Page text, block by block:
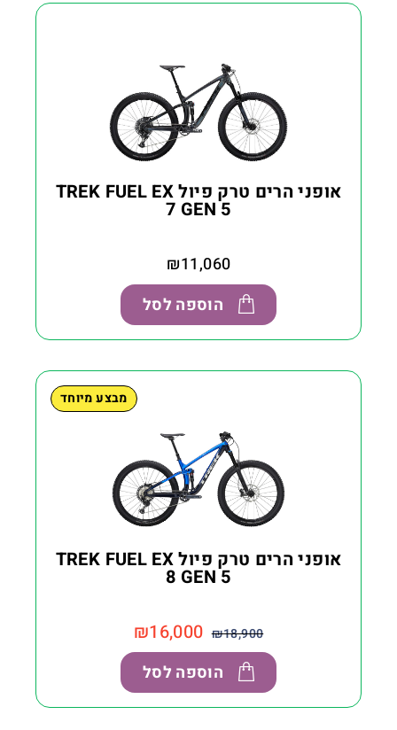
אופני הרים טרק פיול TREK FUEL EX
7 GEN 5
₪11,060
הוספה לסל
מבצע מיוחד
אופני הרים טרק פיול TREK FUEL EX
8 GEN 5
₪18,900
₪16,000
הוספה לסל